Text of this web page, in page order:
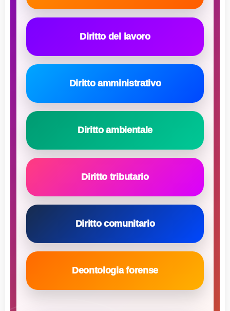
Diritto del lavoro
Diritto amministrativo
Diritto ambientale
Diritto tributario
Diritto comunitario
Deontologia forense